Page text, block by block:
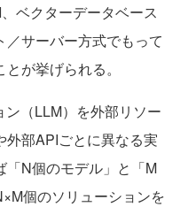
ベクターデータベース
サーバー方式でもって
が挙げられる。
（LLM）を外部リソー
外部APIごとに異なる実
「N個のモデル」と「M
個のソリューションを